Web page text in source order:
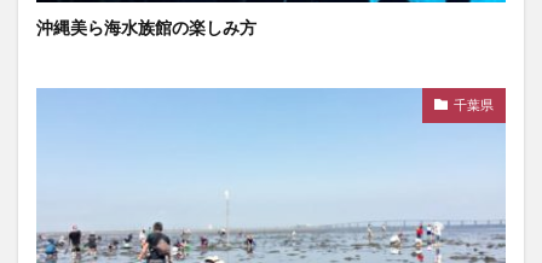
沖縄美ら海水族館の楽しみ方
千葉県